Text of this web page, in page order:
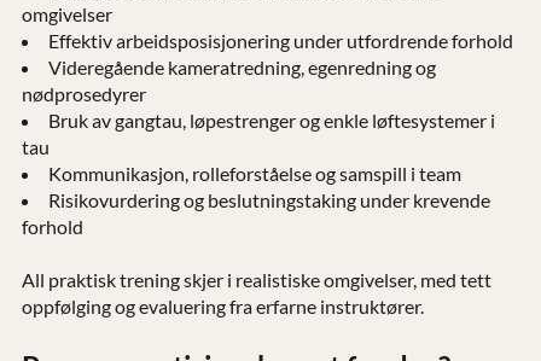
omgivelser
Effektiv arbeidsposisjonering under utfordrende forhold
Videregående kameratredning, egenredning og
nødprosedyrer
Bruk av gangtau, løpestrenger og enkle løftesystemer i
tau
Kommunikasjon, rolleforståelse og samspill i team
Risikovurdering og beslutningstaking under krevende
forhold
All praktisk trening skjer i realistiske omgivelser, med tett
oppfølging og evaluering fra erfarne instruktører.